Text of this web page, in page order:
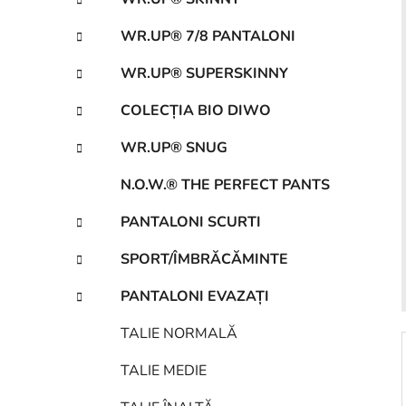
a
ă
WR.UP® 7/8 PANTALONI
WR.UP® SUPERSKINNY
COLECȚIA BIO DIWO
WR.UP® SNUG
N.O.W.® THE PERFECT PANTS
PANTALONI SCURTI
SPORT/ÎMBRĂCĂMINTE
PANTALONI EVAZAȚI
TALIE NORMALĂ
TALIE MEDIE